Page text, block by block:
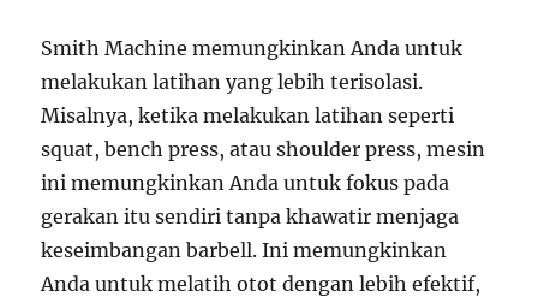
Smith Machine memungkinkan Anda untuk
melakukan latihan yang lebih terisolasi.
Misalnya, ketika melakukan latihan seperti
squat, bench press, atau shoulder press, mesin
ini memungkinkan Anda untuk fokus pada
gerakan itu sendiri tanpa khawatir menjaga
keseimbangan barbell. Ini memungkinkan
Anda untuk melatih otot dengan lebih efektif,